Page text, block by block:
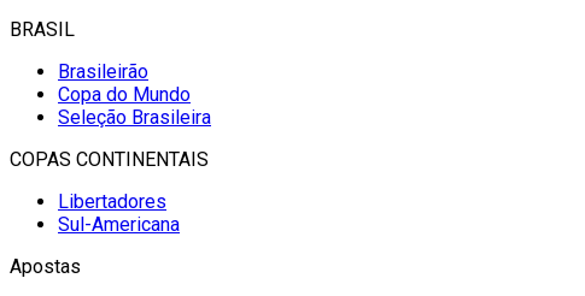
BRASIL
Brasileirão
Copa do Mundo
Seleção Brasileira
COPAS CONTINENTAIS
Libertadores
Sul-Americana
Apostas